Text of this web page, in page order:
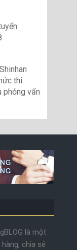
thi
phỏng vấn
là một
chia sẻ